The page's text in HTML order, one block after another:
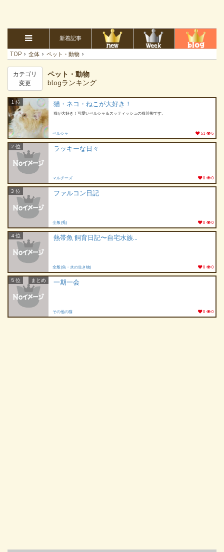
新着記事
TOP › 全体 › ペット・動物 ›
カテゴリ
変更
ペット・動物
blogランキング
1 位 猫・ネコ・ねこが大好き！
猫が大好き！可愛いペルシャ＆スッティッシュの猫川柳です。
ペルシャ 51 6
2 位 ラッキーな日々
マルチーズ 0 0
3 位 ファルコン日記
全般(兎) 0 0
4 位 熱帯魚 飼育日記〜自宅水族館〜
全般(魚・水の生き物) 0 0
5 位 まとめ 一期一会
その他の猫 0 0